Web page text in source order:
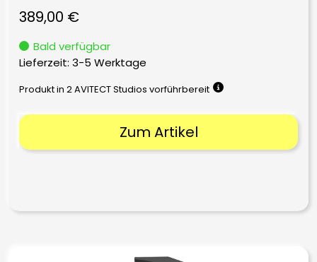
389,00 €
Bald verfügbar
Lieferzeit: 3-5 Werktage
Produkt in 2 AVITECT Studios vorführbereit
Zum Artikel